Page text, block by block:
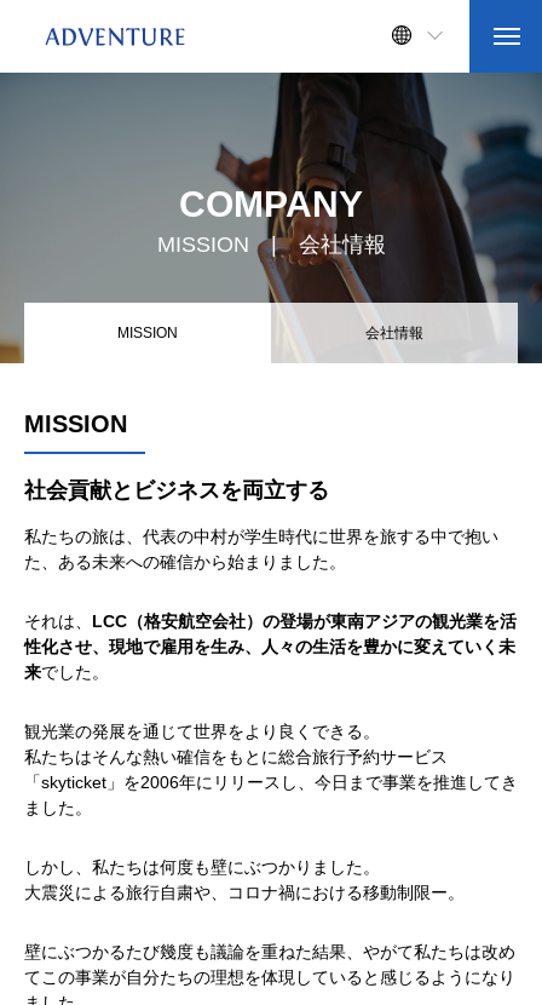
COMPANY
MISSION | 会社情報
MISSION 会社情報
MISSION
社会貢献とビジネスを両立する
私たちの旅は、代表の中村が学生時代に世界を旅する中で抱い
た、ある未来への確信から始まりました。
それは、 LCC（格安航空会社）の登場が東南アジアの観光業を活
性化させ、現地で雇用を生み、人々の生活を豊かに変えていく未
来でした。
観光業の発展を通じて世界をより良くできる。
私たちはそんな熱い確信をもとに総合旅行予約サービス
「skyticket」を2006年にリリースし、今日まで事業を推進してき
ました。
しかし、私たちは何度も壁にぶつかりました。
大震災による旅行自粛や、コロナ禍における移動制限ー。
壁にぶつかるたび幾度も議論を重ねた結果、やがて私たちは改め
てこの事業が自分たちの理想を体現していると感じるようになり